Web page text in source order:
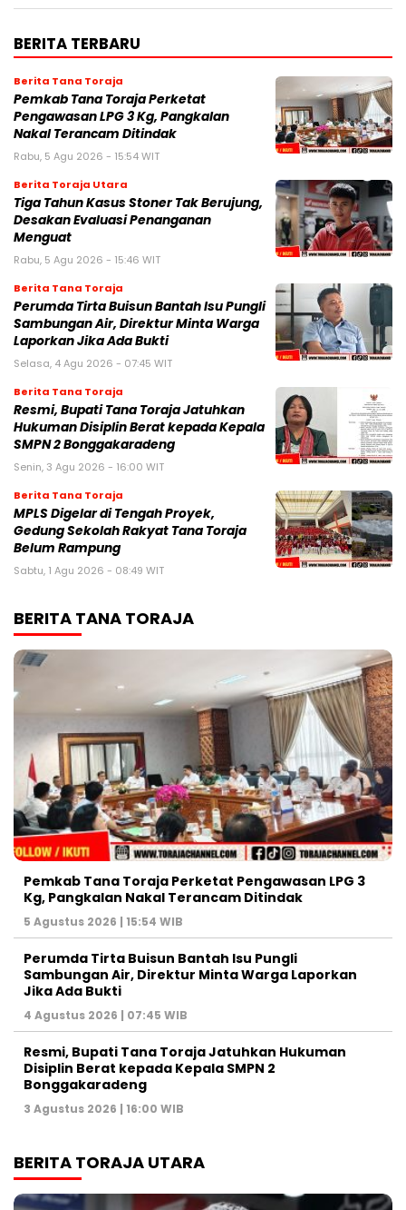
BERITA TERBARU
Berita Tana Toraja
Pemkab Tana Toraja Perketat
Pengawasan LPG 3 Kg, Pangkalan
Nakal Terancam Ditindak
Rabu, 5 Agu 2026 - 15:54 WIT
Berita Toraja Utara
Tiga Tahun Kasus Stoner Tak Berujung,
Desakan Evaluasi Penanganan
Menguat
Rabu, 5 Agu 2026 - 15:46 WIT
Berita Tana Toraja
Perumda Tirta Buisun Bantah Isu Pungli
Sambungan Air, Direktur Minta Warga
Laporkan Jika Ada Bukti
Selasa, 4 Agu 2026 - 07:45 WIT
Berita Tana Toraja
Resmi, Bupati Tana Toraja Jatuhkan
Hukuman Disiplin Berat kepada Kepala
SMPN 2 Bonggakaradeng
Senin, 3 Agu 2026 - 16:00 WIT
Berita Tana Toraja
MPLS Digelar di Tengah Proyek,
Gedung Sekolah Rakyat Tana Toraja
Belum Rampung
Sabtu, 1 Agu 2026 - 08:49 WIT
BERITA TANA TORAJA
Pemkab Tana Toraja Perketat Pengawasan LPG 3
Kg, Pangkalan Nakal Terancam Ditindak
5 Agustus 2026 | 15:54 WIB
Perumda Tirta Buisun Bantah Isu Pungli
Sambungan Air, Direktur Minta Warga Laporkan
Jika Ada Bukti
4 Agustus 2026 | 07:45 WIB
Resmi, Bupati Tana Toraja Jatuhkan Hukuman
Disiplin Berat kepada Kepala SMPN 2
Bonggakaradeng
3 Agustus 2026 | 16:00 WIB
BERITA TORAJA UTARA